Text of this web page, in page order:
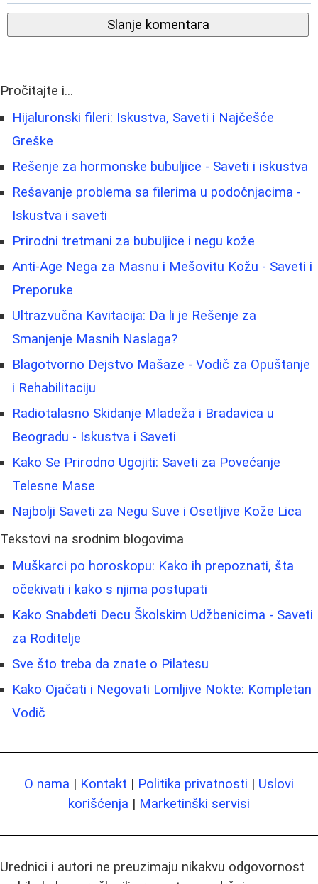
Slanje komentara
Pročitajte i...
Hijaluronski fileri: Iskustva, Saveti i Najčešće
Greške
Rešenje za hormonske bubuljice - Saveti i iskustva
Rešavanje problema sa filerima u podočnjacima -
Iskustva i saveti
Prirodni tretmani za bubuljice i negu kože
Anti-Age Nega za Masnu i Mešovitu Kožu - Saveti i
Preporuke
Ultrazvučna Kavitacija: Da li je Rešenje za
Smanjenje Masnih Naslaga?
Blagotvorno Dejstvo Mašaze - Vodič za Opuštanje
i Rehabilitaciju
Radiotalasno Skidanje Mladeža i Bradavica u
Beogradu - Iskustva i Saveti
Kako Se Prirodno Ugojiti: Saveti za Povećanje
Telesne Mase
Najbolji Saveti za Negu Suve i Osetljive Kože Lica
Tekstovi na srodnim blogovima
Muškarci po horoskopu: Kako ih prepoznati, šta
očekivati i kako s njima postupati
Kako Snabdeti Decu Školskim Udžbenicima - Saveti
za Roditelje
Sve što treba da znate o Pilatesu
Kako Ojačati i Negovati Lomljive Nokte: Kompletan
Vodič
O nama | Kontakt | Politika privatnosti | Uslovi
korišćenja | Marketinški servisi
Urednici i autori ne preuzimaju nikakvu odgovornost